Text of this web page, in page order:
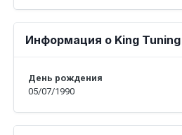
Информация о King Tuning
День рождения
05/07/1990